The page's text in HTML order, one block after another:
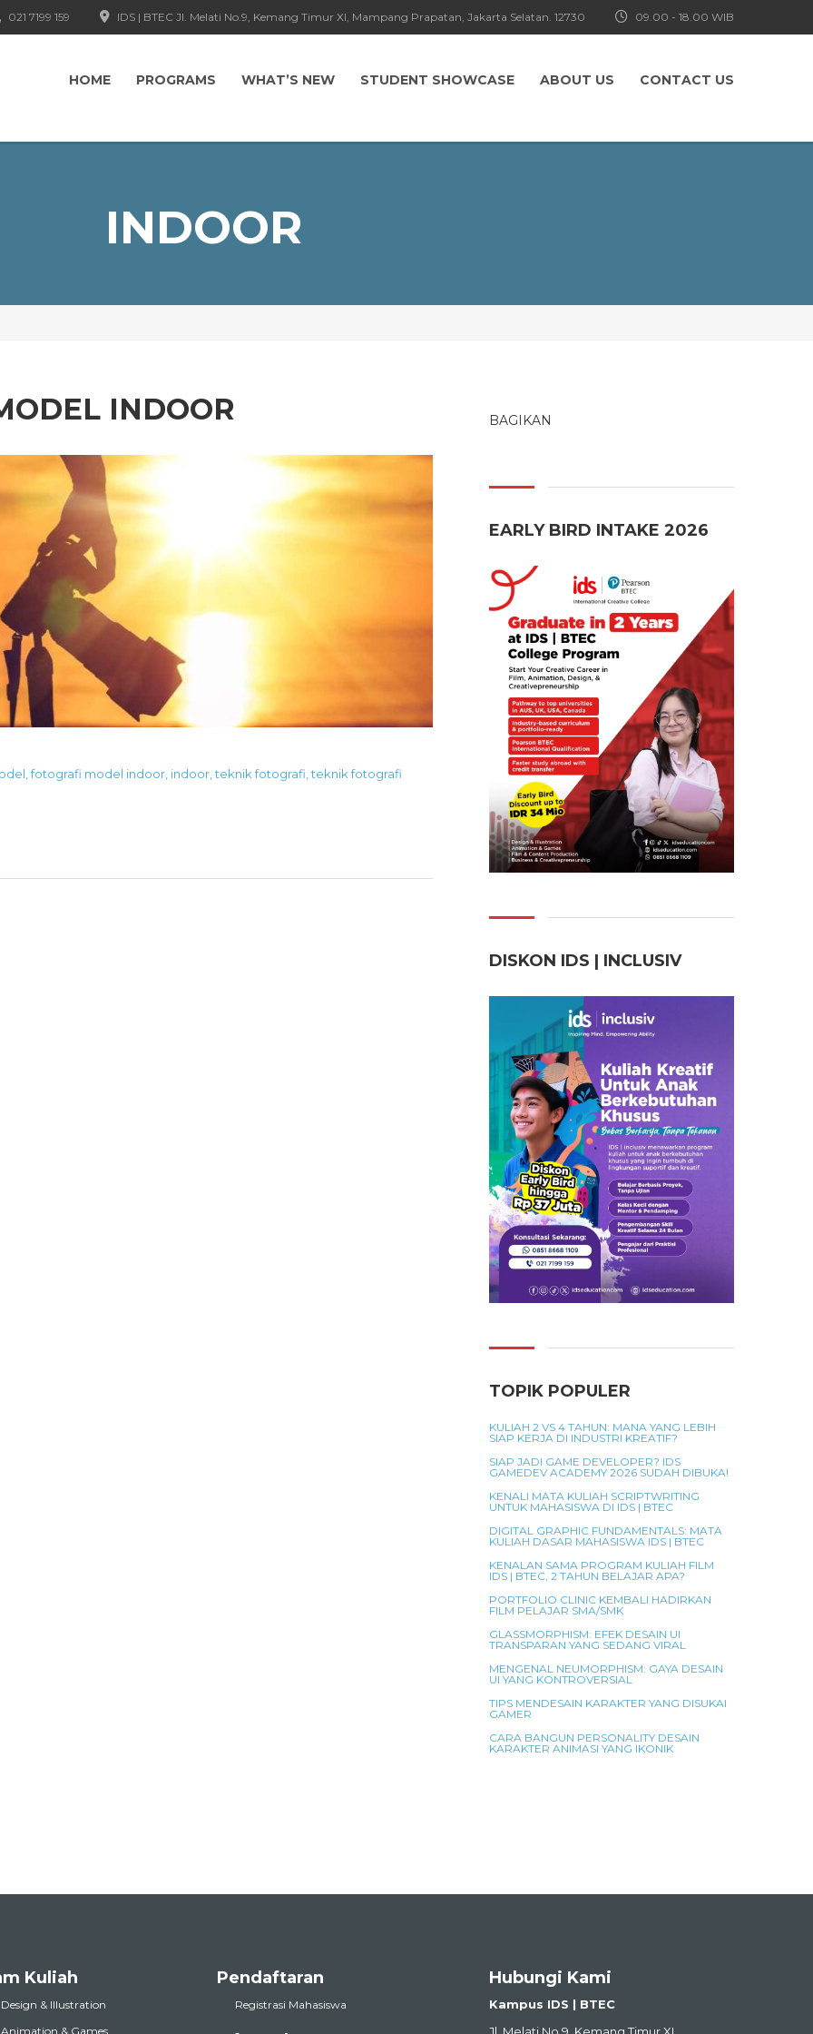
09.00 - 18.00 WIB
IDS | BTEC Jl. Melati No.9, Kemang Timur XI, Mampang Prapatan, Jakarta Selatan. 12730
021 7199 159
HOME PROGRAMS WHAT’S NEW STUDENT SHOWCASE ABOUT US CONTACT US
INDOOR
INDOOR
fotografi model indoor indoor teknik fotografi teknik fotografi
BAGIKAN
EARLY BIRD INTAKE 2026
DISKON IDS | INCLUSIV
TOPIK POPULER
KULIAH 2 VS 4 TAHUN: MANA YANG LEBIH
SIAP KERJA DI INDUSTRI KREATIF?
SIAP JADI GAME DEVELOPER? IDS
GAMEDEV ACADEMY 2026 SUDAH DIBUKA!
KENALI MATA KULIAH SCRIPTWRITING
UNTUK MAHASISWA DI IDS | BTEC
DIGITAL GRAPHIC FUNDAMENTALS: MATA
KULIAH DASAR MAHASISWA IDS | BTEC
KENALAN SAMA PROGRAM KULIAH FILM
IDS | BTEC, 2 TAHUN BELAJAR APA?
PORTFOLIO CLINIC KEMBALI HADIRKAN
FILM PELAJAR SMA/SMK
GLASSMORPHISM: EFEK DESAIN UI
TRANSPARAN YANG SEDANG VIRAL
MENGENAL NEUMORPHISM: GAYA DESAIN
UI YANG KONTROVERSIAL
TIPS MENDESAIN KARAKTER YANG DISUKAI
GAMER
CARA BANGUN PERSONALITY DESAIN
KARAKTER ANIMASI YANG IKONIK
Kuliah
& Illustration
& Games
Pendaftaran
Registrasi Mahasiswa
Hubungi Kami
Kampus IDS | BTEC
Jl. Melati No.9, Kemang Timur XI,